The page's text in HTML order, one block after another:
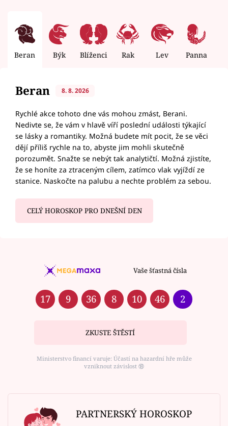
Beran Býk Blíženci Rak Lev Panna
Beran 8. 8. 2026
Rychlé akce tohoto dne vás mohou zmást, Berani.
Nedivte se, že vám v hlavě víří poslední události týkající
se lásky a romantiky. Možná budete mít pocit, že se věci
dějí příliš rychle na to, abyste jim mohli skutečně
porozumět. Snažte se nebýt tak analytičtí. Možná zjistíte,
že se honíte za ztraceným cílem, zatímco vlak vyjíždí ze
stanice. Naskočte na palubu a nechte problém za sebou.
CELÝ HOROSKOP PRO DNEŠNÍ DEN
Vaše šťastná čísla
17 9 36 8 10 46 2
ZKUSTE ŠTĚSTÍ
Ministerstvo financí varuje: Účastí na hazardní hře může
vzniknout závislost ⑱
PARTNERSKÝ HOROSKOP